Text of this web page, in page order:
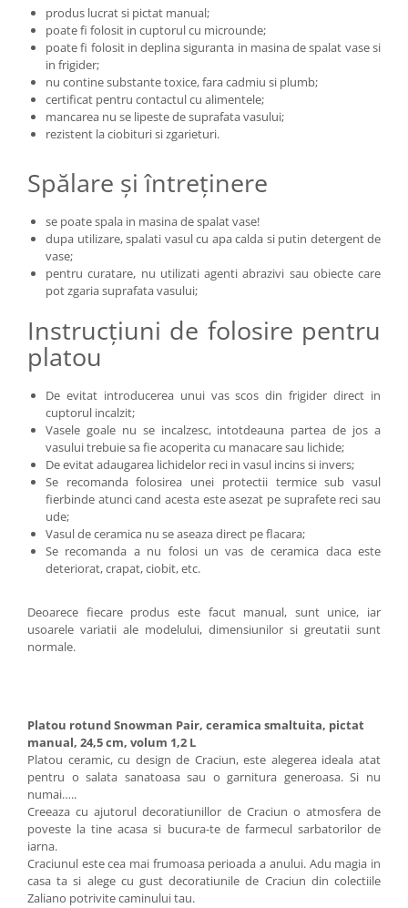
produs lucrat si pictat manual;
poate fi folosit in cuptorul cu microunde;
poate fi folosit in deplina siguranta in masina de spalat vase si
in frigider;
nu contine substante toxice, fara cadmiu si plumb;
certificat pentru contactul cu alimentele;
mancarea nu se lipeste de suprafata vasului;
rezistent la ciobituri si zgarieturi.
Spălare și întreținere
se poate spala in masina de spalat vase!
dupa utilizare, spalati vasul cu apa calda si putin detergent de
vase;
pentru curatare, nu utilizati agenti abrazivi sau obiecte care
pot zgaria suprafata vasului;
Instrucțiuni de folosire pentru
platou
De evitat introducerea unui vas scos din frigider direct in
cuptorul incalzit;
Vasele goale nu se incalzesc, intotdeauna partea de jos a
vasului trebuie sa fie acoperita cu manacare sau lichide;
De evitat adaugarea lichidelor reci in vasul incins si invers;
Se recomanda folosirea unei protectii termice sub vasul
fierbinde atunci cand acesta este asezat pe suprafete reci sau
ude;
Vasul de ceramica nu se aseaza direct pe flacara;
Se recomanda a nu folosi un vas de ceramica daca este
deteriorat, crapat, ciobit, etc.
Deoarece fiecare produs este facut manual, sunt unice, iar
usoarele variatii ale modelului, dimensiunilor si greutatii sunt
normale.
Platou rotund Snowman Pair, ceramica smaltuita, pictat
manual, 24,5 cm, volum 1,2 L
Platou ceramic, cu design de Craciun, este alegerea ideala atat
pentru o salata sanatoasa sau o garnitura generoasa. Si nu
numai…..
Creeaza cu ajutorul decoratiunillor de Craciun o atmosfera de
poveste la tine acasa si bucura-te de farmecul sarbatorilor de
iarna.
Craciunul este cea mai frumoasa perioada a anului. Adu magia in
casa ta si alege cu gust decoratiunile de Craciun din colectiile
Zaliano potrivite caminului tau.